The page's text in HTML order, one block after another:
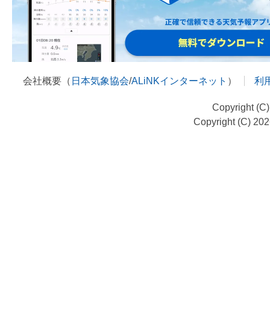
会社概要（ 日本気象協会/ALiNKインターネット ） 利
Copyright
Copyright (C)